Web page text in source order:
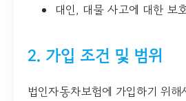
대인, 대물 사고에 대한 보
2. 가입 조건 및 범위
법인자동차보험에 가입하기 위해